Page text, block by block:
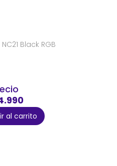
Black RGB
al carrito